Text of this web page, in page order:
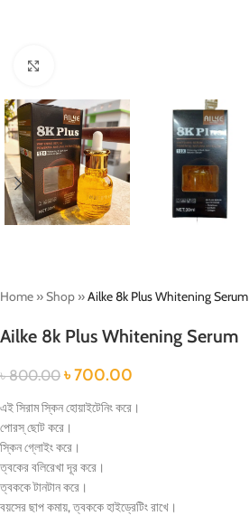
Home »Shop »Ailke 8k Plus Whitening Serum
Ailke 8k Plus Whitening Serum
৳800.00 ৳700.00
এই সিরাম স্কিন হোয়াইটেনিং করে।
পোরস্ ছোট করে।
স্কিন গ্লোইং করে।
ত্বকের বলিরেখা দূর করে।
ত্বককে টানটান করে।
বয়সের ছাপ কমায়, ত্বককে হাইড্রেটিং রাখে।